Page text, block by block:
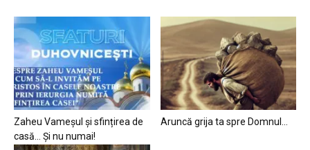
Zaheu Vameșul și sfințirea de
casă… Și nu numai!
Aruncă grija ta spre Domnul…